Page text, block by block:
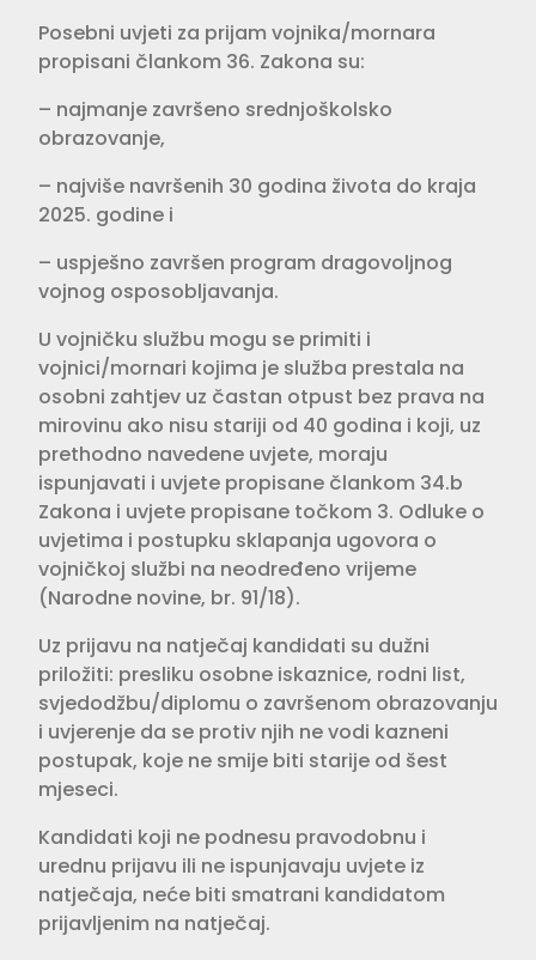
Posebni uvjeti za prijam vojnika/mornara
propisani člankom 36. Zakona su:
– najmanje završeno srednjoškolsko
obrazovanje,
– najviše navršenih 30 godina života do kraja
2025. godine i
– uspješno završen program dragovoljnog
vojnog osposobljavanja.
U vojničku službu mogu se primiti i
vojnici/mornari kojima je služba prestala na
osobni zahtjev uz častan otpust bez prava na
mirovinu ako nisu stariji od 40 godina i koji, uz
prethodno navedene uvjete, moraju
ispunjavati i uvjete propisane člankom 34.b
Zakona i uvjete propisane točkom 3. Odluke o
uvjetima i postupku sklapanja ugovora o
vojničkoj službi na neodređeno vrijeme
(Narodne novine, br. 91/18).
Uz prijavu na natječaj kandidati su dužni
priložiti: presliku osobne iskaznice, rodni list,
svjedodžbu/diplomu o završenom obrazovanju
i uvjerenje da se protiv njih ne vodi kazneni
postupak, koje ne smije biti starije od šest
mjeseci.
Kandidati koji ne podnesu pravodobnu i
urednu prijavu ili ne ispunjavaju uvjete iz
natječaja, neće biti smatrani kandidatom
prijavljenim na natječaj.